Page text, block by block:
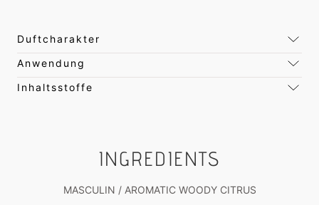
Duftcharakter
Anwendung
Inhaltsstoffe
INGREDIENTS
MASCULIN / AROMATIC WOODY CITRUS